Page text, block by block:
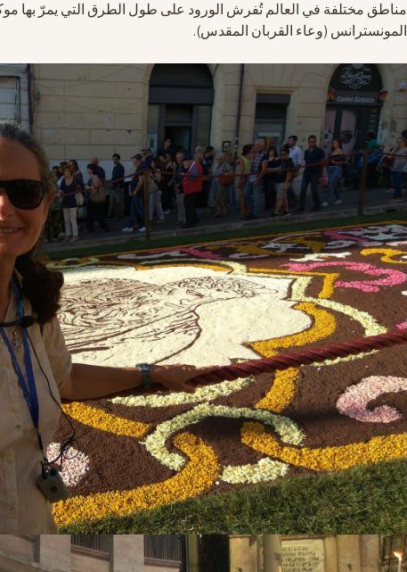
مناطق مختلفة في العالم تُفرش الورود على طول الطرق التي يمرّ بها
المونسترانس (وعاء القربان المقدس).